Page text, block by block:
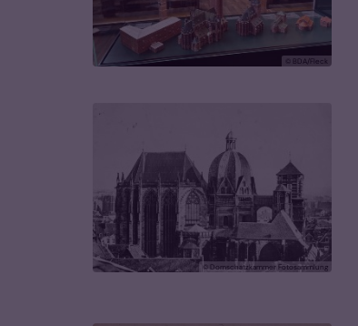
© BDA/Fleck
© Domschatzkammer Fotosammlung